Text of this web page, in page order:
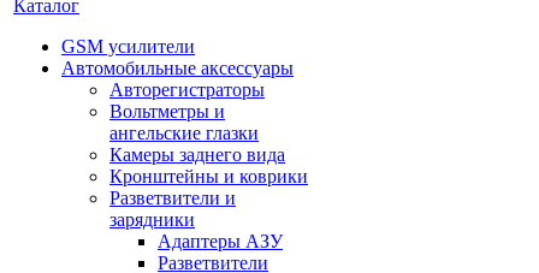
Каталог
GSM усилители
Автомобильные аксессуары
Авторегистраторы
Вольтметры и
ангельские глазки
Камеры заднего вида
Кронштейны и коврики
Разветвители и
зарядники
Адаптеры АЗУ
Разветвители